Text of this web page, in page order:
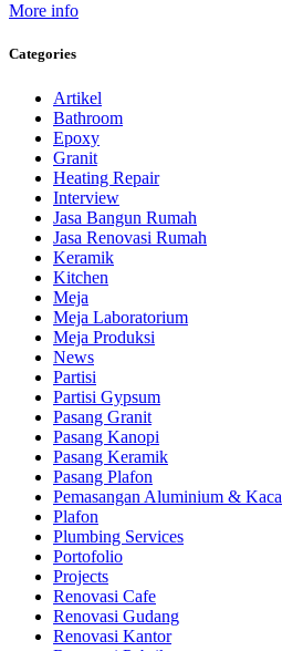
More info
Categories
Artikel
Bathroom
Epoxy
Granit
Heating Repair
Interview
Jasa Bangun Rumah
Jasa Renovasi Rumah
Keramik
Kitchen
Meja
Meja Laboratorium
Meja Produksi
News
Partisi
Partisi Gypsum
Pasang Granit
Pasang Kanopi
Pasang Keramik
Pasang Plafon
Pemasangan Aluminium & Kaca
Plafon
Plumbing Services
Portofolio
Projects
Renovasi Cafe
Renovasi Gudang
Renovasi Kantor